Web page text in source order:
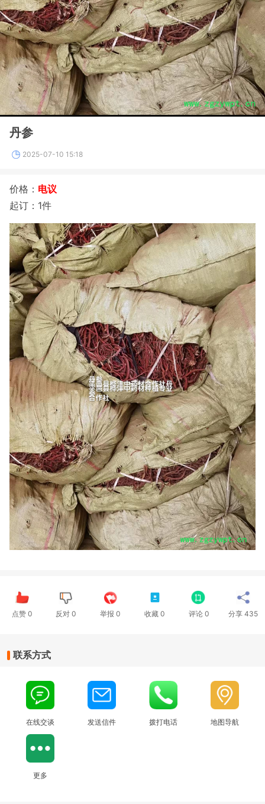
丹参
2025-07-10 15:18
价格： 电议
起订：1件
点赞 0 反对0 举报 0 收藏 0 评论 0 分享 435
联系方式
在线交谈 发送信件 拨打电话 地图导航
更多